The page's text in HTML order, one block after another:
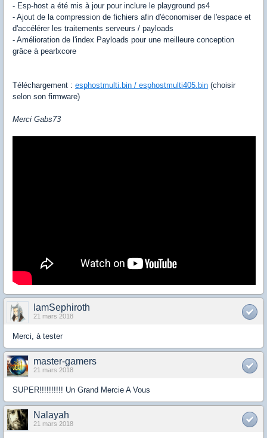
- Esp-host a été mis à jour pour inclure le playground ps4
- Ajout de la compression de fichiers afin d'économiser de l'espace et
d'accélérer les traitements serveurs / payloads
- Amélioration de l'index Payloads pour une meilleure conception
grâce à pearlxcore
Téléchargement : esphostmulti.bin / esphostmulti405.bin (choisir
selon son firmware)
Merci Gabs73
IamSephiroth
21 mars 2018
Merci, à tester
master-gamers
21 mars 2018
SUPER!!!!!!!!!! Un Grand Mercie A Vous
Nalayah
21 mars 2018